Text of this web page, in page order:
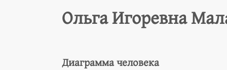
Ольга Игоревна
Диаграмма человека